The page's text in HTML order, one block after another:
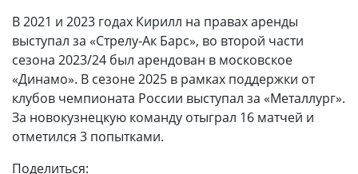
В 2021 и 2023 годах Кирилл на правах аренды
выступал за «Стрелу-Ак Барс», во второй части
сезона 2023/24 был арендован в московское
«Динамо». В сезоне 2025 в рамках поддержки от
клубов чемпионата России выступал за «Металлург».
За новокузнецкую команду отыграл 16 матчей и
отметился 3 попытками.
Поделиться: